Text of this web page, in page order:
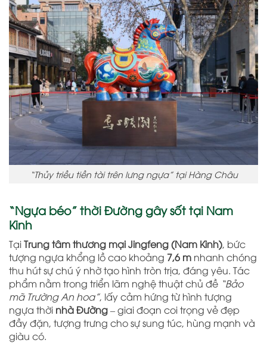
“Thủy triều tiền tài trên lưng ngựa” tại Hàng Châu
“Ngựa béo” thời Đường gây sốt tại Nam
Kinh
TạiTrung tâm thương mại Jingfeng (Nam Kinh), bức
tượng ngựa khổng lồ cao khoảng 7,6 m nhanh chóng
thu hút sự chú ý nhờ tạo hình tròn trịa, đáng yêu. Tác
phẩm nằm trong triển lãm nghệ thuật chủ đề “Bảo
mã Trường An hoa”, lấy cảm hứng từ hình tượng
ngựa thời nhà Đường– giai đoạn coi trọng vẻ đẹp
đầy đặn, tượng trưng cho sự sung túc, hùng mạnh và
giàu có.